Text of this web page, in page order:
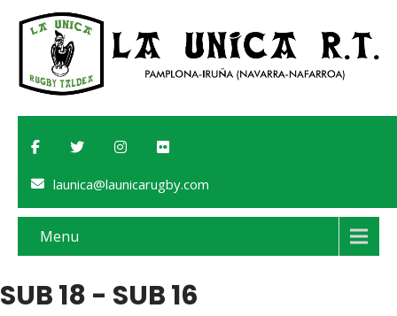
launica@launicarugby.com
Menu
SUB 18 - SUB 16